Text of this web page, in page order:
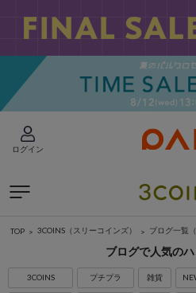
ログイン
TOP 3COINS（スリーコインズ） ブログ一覧
ブログで人気の
3COINS プチプラ 雑貨